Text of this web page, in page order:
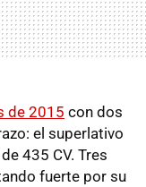
de 2015 con dos
el superlativo
435 CV. Tres
fuerte por su